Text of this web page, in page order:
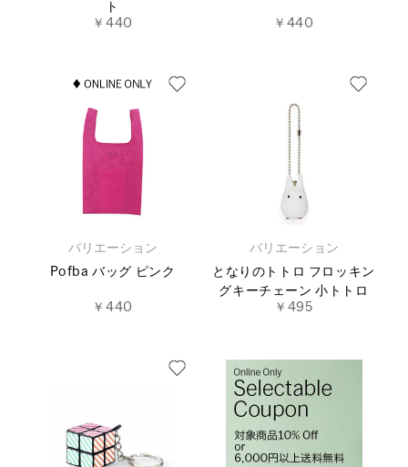
ト
￥440
￥440
バリエーション
Pofba バッグ ピンク
￥440
バリエーション
となりのトトロ フロッキン
グキーチェーン 小トトロ
￥495